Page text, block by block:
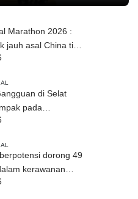
Marathon 2026 :
jauh asal China tiba
di Selat
pada
pupuk, dan
dorong 49
kerawanan